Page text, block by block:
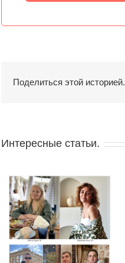
Поделиться этой историей.
Интересные статьи.